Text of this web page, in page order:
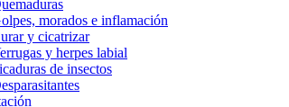
morados e inflamación
y cicatrizar
y herpes labial
de insectos